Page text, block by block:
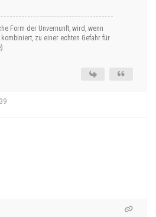
Form der Unvernunft, wird, wenn
zu einer echten Gefahr für